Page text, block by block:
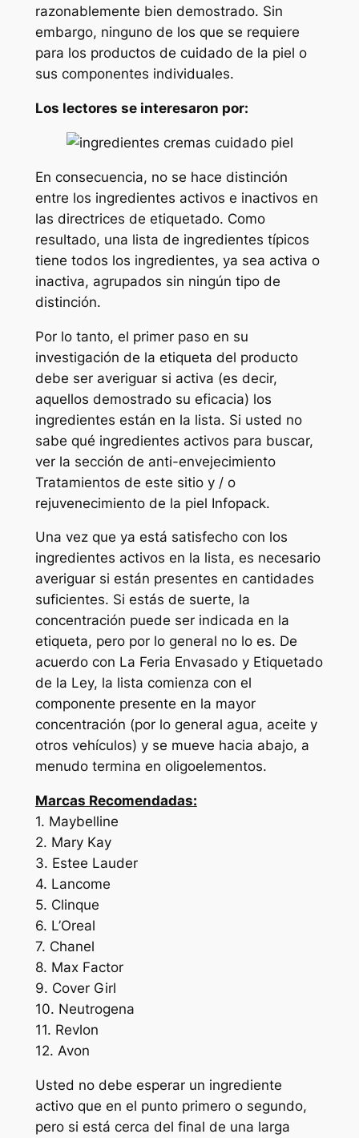
razonablemente bien demostrado. Sin
embargo, ninguno de los que se requiere
para los productos de cuidado de la piel o
sus componentes individuales.
Los lectores se interesaron por:
En consecuencia, no se hace distinción
entre los ingredientes activos e inactivos en
las directrices de etiquetado. Como
resultado, una lista de ingredientes típicos
tiene todos los ingredientes, ya sea activa o
inactiva, agrupados sin ningún tipo de
distinción.
Por lo tanto, el primer paso en su
investigación de la etiqueta del producto
debe ser averiguar si activa (es decir,
aquellos demostrado su eficacia) los
ingredientes están en la lista. Si usted no
sabe qué ingredientes activos para buscar,
ver la sección de anti-envejecimiento
Tratamientos de este sitio y / o
rejuvenecimiento de la piel Infopack.
Una vez que ya está satisfecho con los
ingredientes activos en la lista, es necesario
averiguar si están presentes en cantidades
suficientes. Si estás de suerte, la
concentración puede ser indicada en la
etiqueta, pero por lo general no lo es. De
acuerdo con La Feria Envasado y Etiquetado
de la Ley, la lista comienza con el
componente presente en la mayor
concentración (por lo general agua, aceite y
otros vehículos) y se mueve hacia abajo, a
menudo termina en oligoelementos.
Marcas Recomendadas:
1. Maybelline
2. Mary Kay
3. Estee Lauder
4. Lancome
5. Clinque
6. L’Oreal
7. Chanel
8. Max Factor
9. Cover Girl
10. Neutrogena
11. Revlon
12. Avon
Usted no debe esperar un ingrediente
activo que en el punto primero o segundo,
pero si está cerca del final de una larga